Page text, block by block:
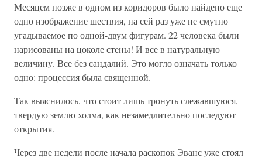
Месяцем позже в одном из коридоров было найдено еще
одно изображение шествия, на сей раз уже не смутно
угадываемое по одной-двум фигурам. 22 человека были
нарисованы на цоколе стены! И все в натуральную
величину. Все без сандалий. Это могло означать только
одно: процессия была священной.
Так выяснилось, что стоит лишь тронуть слежавшуюся,
твердую землю холма, как незамедлительно последуют
открытия.
Через две недели после начала раскопок Эванс уже стоял